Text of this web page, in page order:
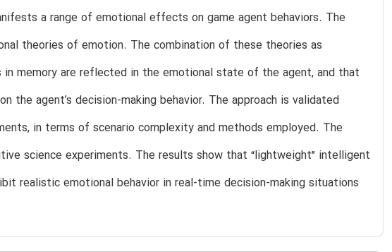
a range of emotional effects on game agent behaviors. The
theories of emotion. The combination of these theories as
in memory are reflected in the emotional state of the agent, and that
the agent’s decision-making behavior. The approach is validated
in terms of scenario complexity and methods employed. The
science experiments. The results show that “lightweight” intelligent
realistic emotional behavior in real-time decision-making situations